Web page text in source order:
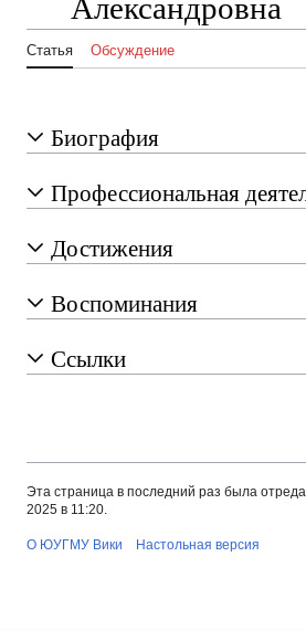
Статья Обсуждение
Биография
Профессиональная
Достижения
Воспоминания
Ссылки
Эта страница в последний раз была
2025 в 11:20.
О ЮУГМУ Вики Настольная версия